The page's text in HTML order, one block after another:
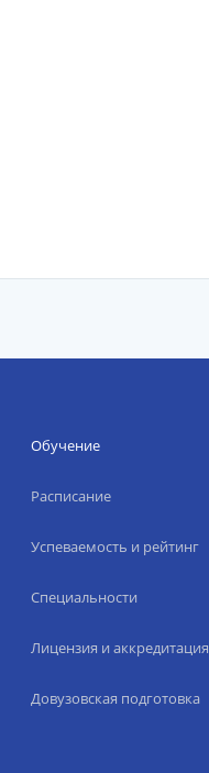
Обучение
Расписание
Успеваемость и рейтинг
Специальности
Лицензия и аккредитация
Довузовская подготовка